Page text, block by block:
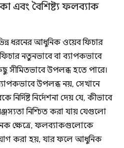
এবং বৈশিষ্ট্য ফলব্যাক
ধরনের আধুনিক ওয়েব ফিচার
নতুনভাবে বা ব্যাপকভাবে
সীমিতভাবে উপলব্ধ হতে পারে।
উপলব্ধ নয়, সেখানে
নির্দেশনা দেয় যে, কীভাবে
নিশ্চিত করা যায় যেগুলো
ক্ষেত্রে, ফলব্যাকগুলোকে
করা হয়, যার ফলে আধুনিক